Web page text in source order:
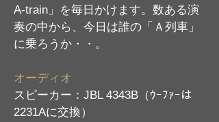
A-train」を毎日かけます。数ある演
奏の中から、今日は誰の「Ａ列車」
に乗ろうか・・。
オーディオ
スピーカー：JBL 4343B（ｳｰﾌｧｰは
2231Aに交換）